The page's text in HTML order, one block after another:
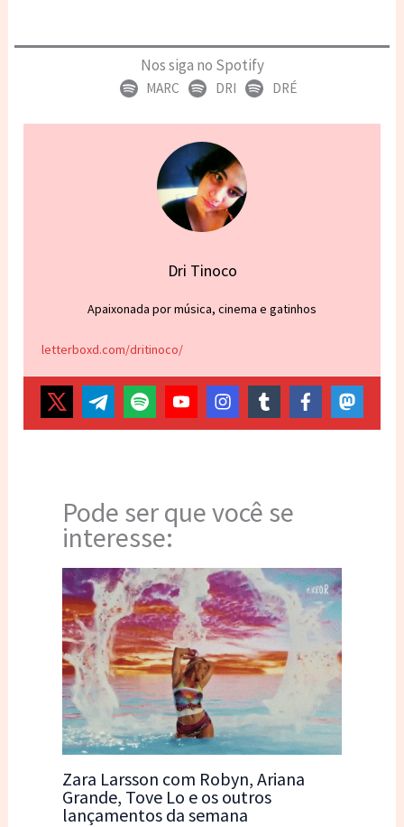
Nos siga no Spotify
MARC DRI DRÉ
Dri Tinoco
Apaixonada por música, cinema e gatinhos
letterboxd.com/dritinoco/
Pode ser que você se
interesse:
Zara Larsson com Robyn, Ariana
Grande, Tove Lo e os outros
lançamentos da semana